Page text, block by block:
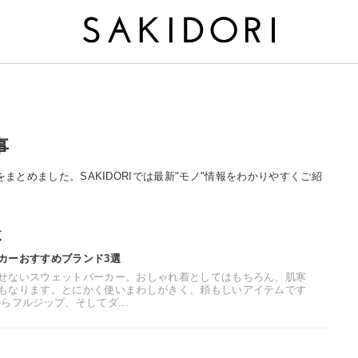
とめました。SAKIDORIでは最新"モノ"情報をわかりやすくご紹
ーおすすめブランド3選
ないスウェットパーカー。おしゃれ着としてはもちろん、肌寒
なります。とにかく使いまわしがきく、頼もしいアイテムです
フルジップ、そしてダ...